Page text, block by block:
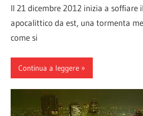
Il 21 dicembre 2012 inizia a soffiare
apocalittico da est, una tormenta
come si
Continua a leggere